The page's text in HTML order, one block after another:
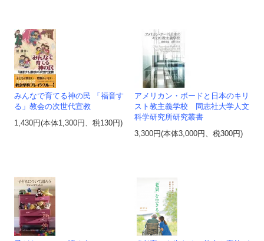
みんなで育てる神の民 「福音す
る」教会の次世代宣教
1,430円(本体1,300円、税130円)
アメリカン・ボードと日本のキリ
スト教主義学校 同志社大学人文
科学研究所研究叢書
3,300円(本体3,000円、税300円)